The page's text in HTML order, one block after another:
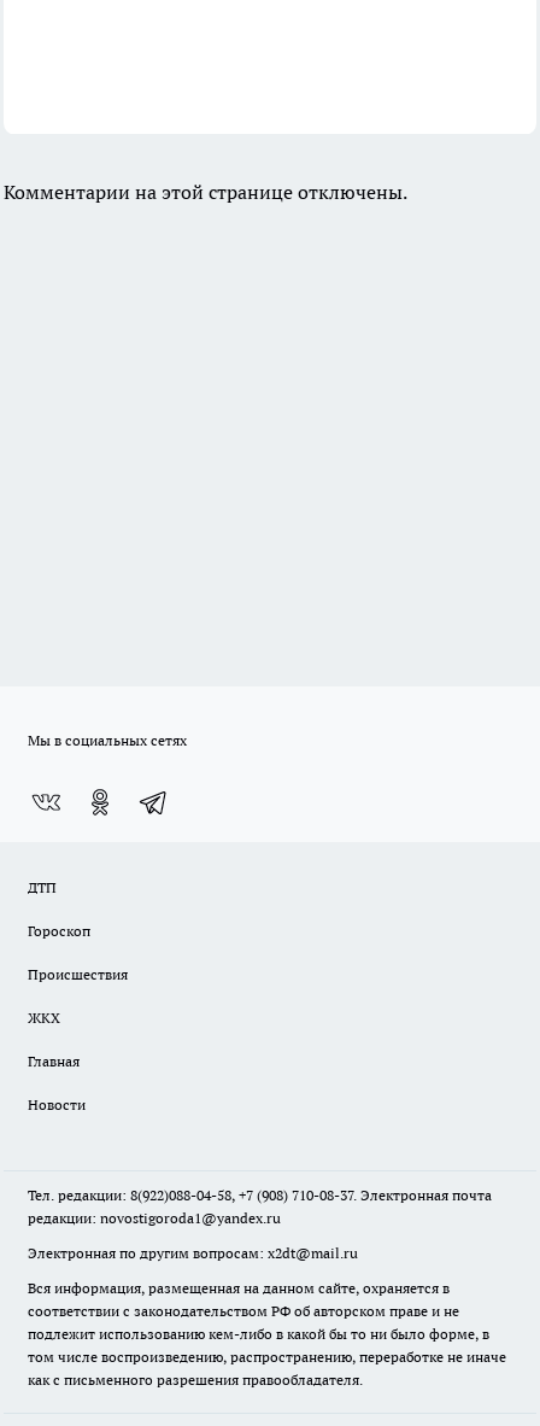
Комментарии на этой странице отключены.
Мы в социальных сетях
ДТП
Гороскоп
Происшествия
ЖКХ
Главная
Новости
Тел. редакции: 8(922)088-04-58, +7 (908) 710-08-37. Электронная почта
редакции: novostigoroda1@yandex.ru
Электронная по другим вопросам: x2dt@mail.ru
Вся информация, размещенная на данном сайте, охраняется в
соответствии с законодательством РФ об авторском праве и не
подлежит использованию кем-либо в какой бы то ни было форме, в
том числе воспроизведению, распространению, переработке не иначе
как с письменного разрешения правообладателя.